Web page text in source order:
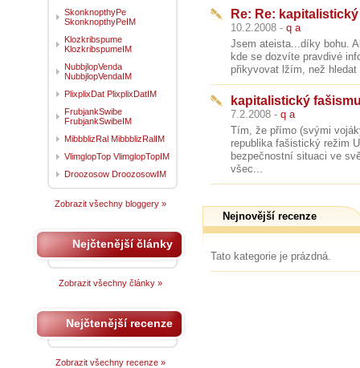
Re: Re:
10.2.2008 - q a
Jsem ateista...díky bohu.
kde se dozvíte pravdivé
přikyvovat lžím, než
kapitalistický
7.2.2008 - q a
Tím, že přímo (svými
republika fašistický režim
bezpečnostní situaci ve
všec...
Nejnovější recenze
Tato kategorie je prázdná.
SkonknopthyPe
SkonknopthyPeIM
Klozkribspume
KlozkribspumeIM
NubbjlopVenda
NubbjlopVendaIM
PlixplixDat PlixplixDatIM
FrubjankSwibe
FrubjankSwibeIM
MibbblizRal MibbblizRalIM
VlimglopTop VlimglopTopIM
Droozosow DroozosowIM
Zobrazit všechny bloggery »
Nejčtenější články
Zobrazit všechny články »
Nejčtenější recenze
Zobrazit všechny recenze »